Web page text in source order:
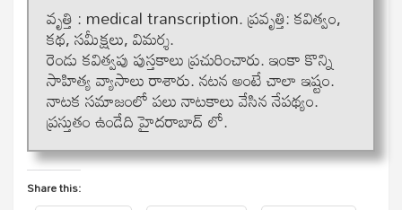
వృత్తి : medical transcription. ప్రవృత్తి: కవిత్వం,
కథ, సమీక్షలు, విమర్శ.
రెండు కవిత్వపు పుస్తకాలు ప్రచురించారు. ఇంకా కొన్ని
సాహిత్య వ్యాసాలు రాశారు. నటన అంటే చాలా ఇష్టం.
నాటక సమాజంలో పలు నాటకాలు వేసిన నేపథ్యం.
ప్రస్తుతం ఉండేది హైదరాబాద్ లో.
Share this: